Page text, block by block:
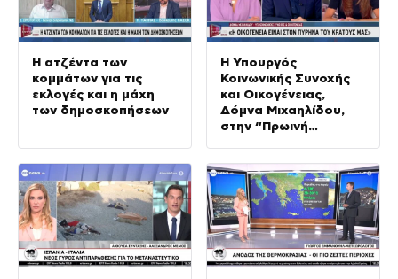
Η ατζέντα των
κομμάτων για τις
εκλογές και η μάχη
των δημοσκοπήσεων
Η Υπουργός
Κοινωνικής Συνοχής
και Οικογένειας,
Δόμνα Μιχαηλίδου,
στην “Πρωινή